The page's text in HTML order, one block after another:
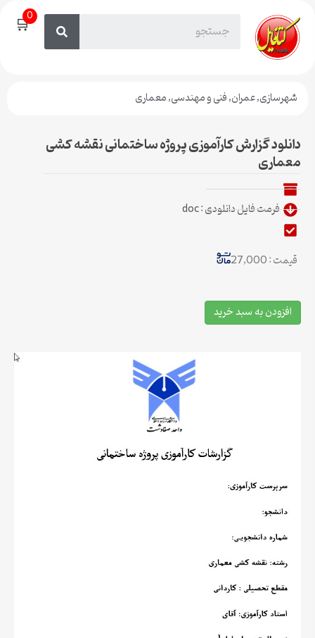
🛒0
شهرسازی,عمران,فنی و مهندسی,معماری
دانلود گزارش کارآموزی پروژه ساختمانی نقشه کشی
معماری
فرمت فایل دانلودی : doc
قیمت : 27,000
افزودن به سبد خرید